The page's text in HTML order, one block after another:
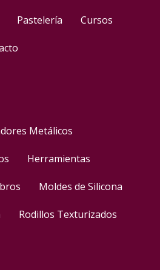
Pastelería Cursos
Metálicos
Herramientas
Moldes de Silicona
Rodillos Texturizados